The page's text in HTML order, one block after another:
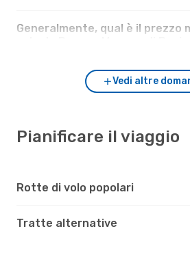
Generalmente, qual è il prezzo
Vedi altre
Pianificare il viaggio
Rotte di volo popolari
Tratte alternative